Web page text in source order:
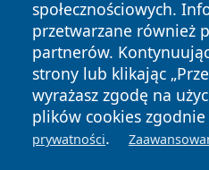
społecznościowych.
przetwarzane również
partnerów.
strony lub klikając
wyrażasz zgodę na
plików cookies zgodnie
prywatności.
News Autorzy
Polityka